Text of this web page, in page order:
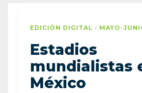
EDICIÓN DIGITAL · MAYO-
Estadios
mundialistas
México